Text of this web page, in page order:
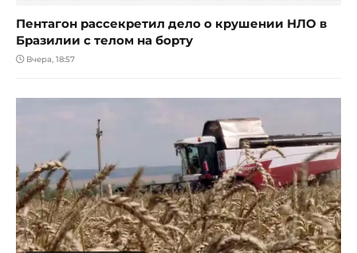
Пентагон рассекретил дело о крушении НЛО в
Бразилии с телом на борту
Вчера, 18:57